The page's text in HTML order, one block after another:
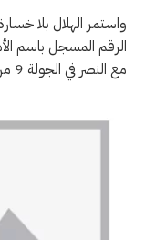
الرقم المسجل باسم
مع النصر في الجولة 9 من دوري روشن.